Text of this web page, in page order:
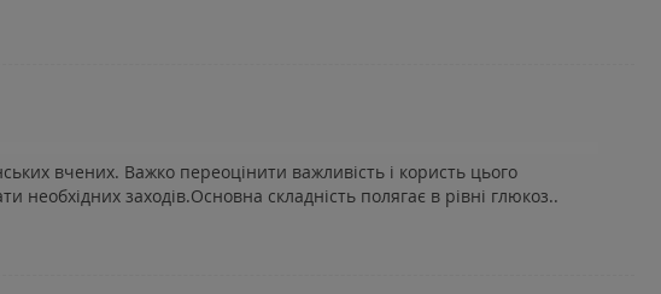
вчених. Важко переоцінити важливість і користь цього
заходів.Основна складність полягає в рівні глюкоз..